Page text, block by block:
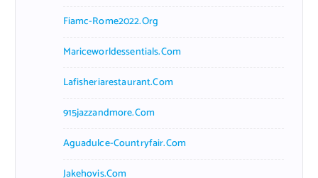
Fiamc-Rome2022.org
Mariceworldessentials.com
Lafisheriarestaurant.com
915jazzandmore.com
Aguadulce-Countryfair.com
Jakehovis.com